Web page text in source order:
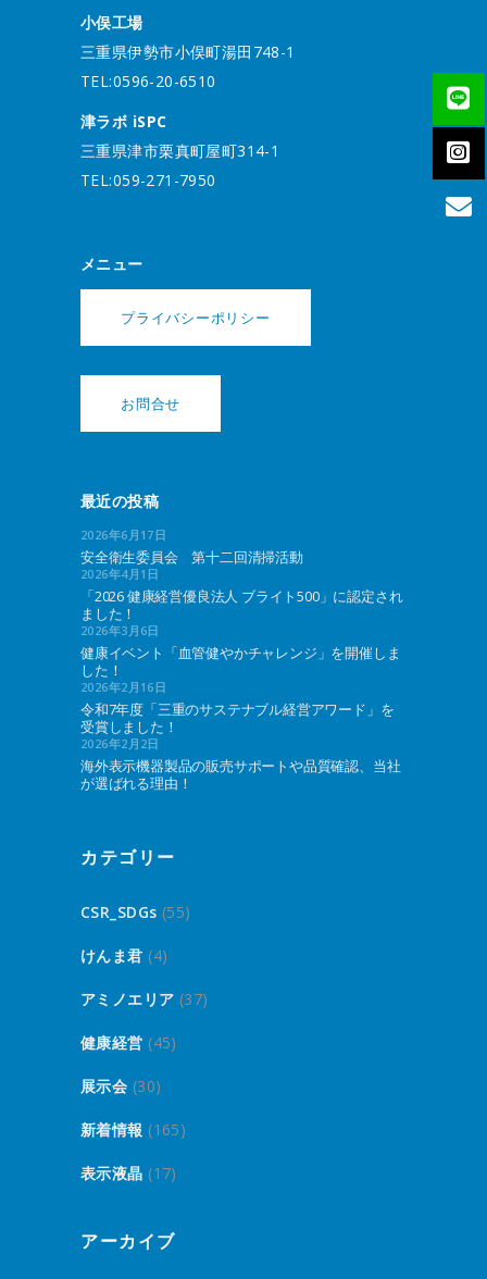
小俣工場
三重県伊勢市小俣町湯田748-1
TEL:0596-20-6510
津ラボ iSPC
三重県津市栗真町屋町314-1
TEL:059-271-7950
メニュー
プライバシーポリシー
お問合せ
最近の投稿
2026年6月17日
安全衛生委員会 第十二回清掃活動
2026年4月1日
「2026 健康経営優良法人 ブライト500」に認定され
ました！
2026年3月6日
健康イベント「血管健やかチャレンジ」を開催しま
した！
2026年2月16日
令和7年度「三重のサステナブル経営アワード」を
受賞しました！
2026年2月2日
海外表示機器製品の販売サポートや品質確認、当社
が選ばれる理由！
カテゴリー
CSR_SDGs (55)
けんま君 (4)
アミノエリア (37)
健康経営 (45)
展示会 (30)
新着情報 (165)
表示液晶 (17)
アーカイブ